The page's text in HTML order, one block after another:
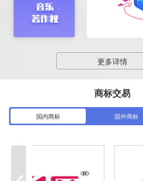
更多详情
商标交易
国内商标 国外商标